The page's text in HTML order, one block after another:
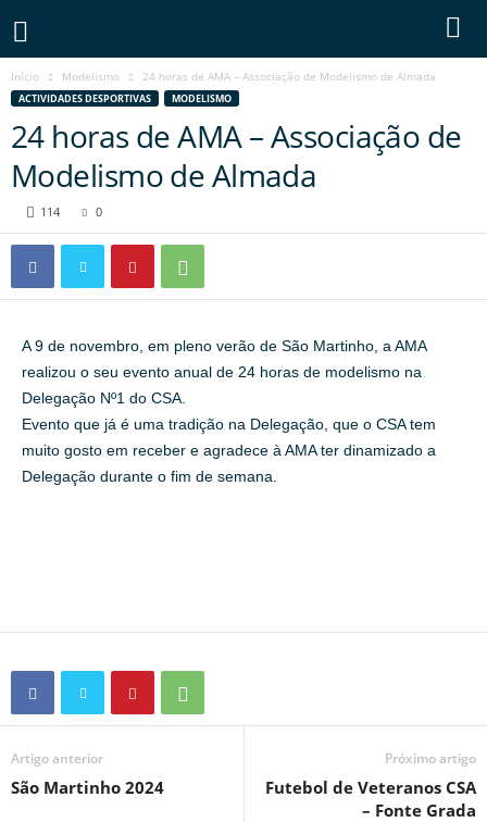
Início Modelismo 24 horas de AMA – Associação de Modelismo de Almada
ACTIVIDADES DESPORTIVAS MODELISMO
24 horas de AMA – Associação de
Modelismo de Almada
114 0
A 9 de novembro, em pleno verão de São Martinho, a AMA
realizou o seu evento anual de 24 horas de modelismo na
Delegação Nº1 do CSA.
Evento que já é uma tradição na Delegação, que o CSA tem
muito gosto em receber e agradece à AMA ter dinamizado a
Delegação durante o fim de semana.
Artigo anterior
São Martinho 2024
Próximo artigo
Futebol de Veteranos CSA
– Fonte Grada